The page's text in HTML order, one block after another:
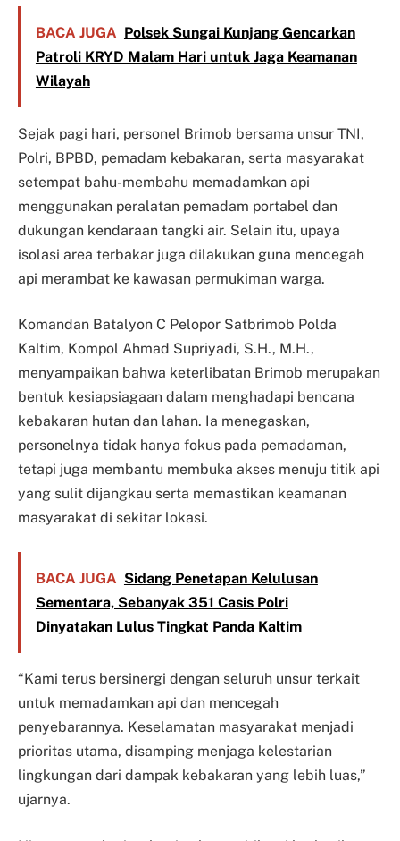
BACA JUGA Polsek Sungai Kunjang Gencarkan
Patroli KRYD Malam Hari untuk Jaga Keamanan
Wilayah
Sejak pagi hari, personel Brimob bersama unsur TNI,
Polri, BPBD, pemadam kebakaran, serta masyarakat
setempat bahu-membahu memadamkan api
menggunakan peralatan pemadam portabel dan
dukungan kendaraan tangki air. Selain itu, upaya
isolasi area terbakar juga dilakukan guna mencegah
api merambat ke kawasan permukiman warga.
Komandan Batalyon C Pelopor Satbrimob Polda
Kaltim, Kompol Ahmad Supriyadi, S.H., M.H.,
menyampaikan bahwa keterlibatan Brimob merupakan
bentuk kesiapsiagaan dalam menghadapi bencana
kebakaran hutan dan lahan. Ia menegaskan,
personelnya tidak hanya fokus pada pemadaman,
tetapi juga membantu membuka akses menuju titik api
yang sulit dijangkau serta memastikan keamanan
masyarakat di sekitar lokasi.
BACA JUGA Sidang Penetapan Kelulusan
Sementara, Sebanyak 351 Casis Polri
Dinyatakan Lulus Tingkat Panda Kaltim
“Kami terus bersinergi dengan seluruh unsur terkait
untuk memadamkan api dan mencegah
penyebarannya. Keselamatan masyarakat menjadi
prioritas utama, disamping menjaga kelestarian
lingkungan dari dampak kebakaran yang lebih luas,”
ujarnya.